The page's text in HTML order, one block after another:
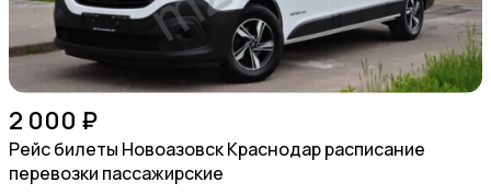
2 000 ₽
Рейс билеты Новоазовск Краснодар расписание
перевозки пассажирские